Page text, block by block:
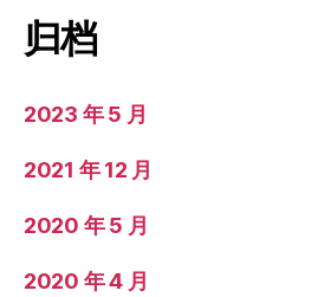
归档
2023 年 5 月
2021 年 12 月
2020 年 5 月
2020 年 4 月